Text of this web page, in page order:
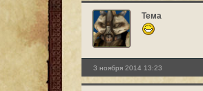
Тема
3 ноября 2014 13:23